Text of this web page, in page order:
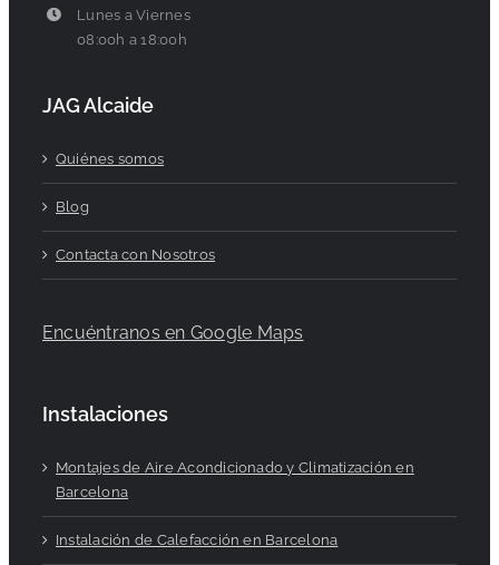
Lunes a Viernes
08:00h a 18:00h
JAG Alcaide
Quiénes somos
Blog
Contacta con Nosotros
Encuéntranos en Google Maps
Instalaciones
Montajes de Aire Acondicionado y Climatización en
Barcelona
Instalación de Calefacción en Barcelona